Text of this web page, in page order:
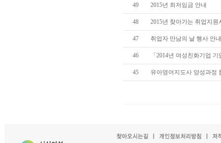
49 2015년 최저임금 안내
48 2015년 찾아가는 취업지원
47 취업자 만남의 날 행사 안내
46 「2014년 여성친화기업
45 유아영어지도사 양성과정